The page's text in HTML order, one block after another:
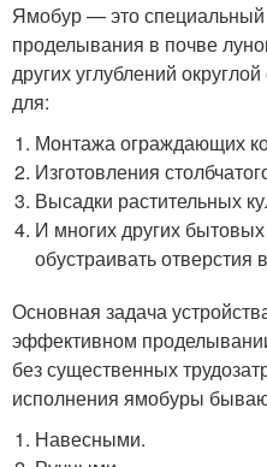
Ямобур — это специальный
проделывания в почве
других углублений
для:
Монтажа ограждающих
Изготовления
Высадки растительных
И многих других
обустраивать отверстия
Основная задача
эффективном
без существенных
исполнения ямобуры
Навесными.